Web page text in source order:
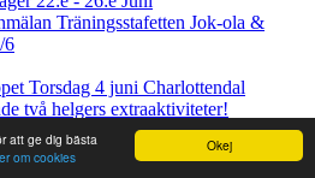
Okej
att ge dig bästa
om cookies
Träningsstafetten Jok-ola &
6
Torsdag 4 juni Charlottendal
två helgers extraaktiviteter!
fortsätter- TRE sprintonsdagar till